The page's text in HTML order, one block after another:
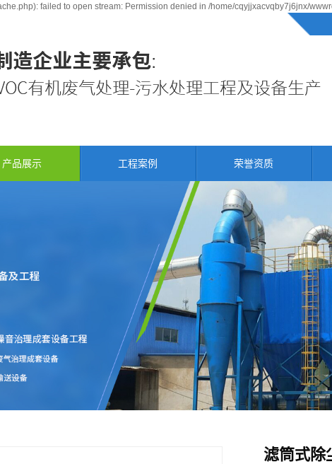
failed to open stream: Permission denied in /home/cqyjjxacvqby7j6jnx/
产品展示 工程案例 荣誉资质
滤筒式除